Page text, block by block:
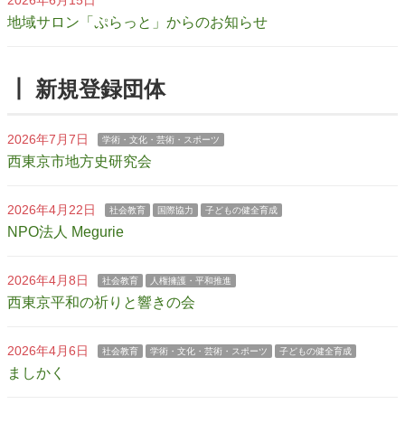
地域サロン「ぷらっと」からのお知らせ
┃ 新規登録団体
2026年7月7日 学術・文化・芸術・スポーツ
西東京市地方史研究会
2026年4月22日 社会教育 国際協力 子どもの健全育成
NPO法人 Megurie
2026年4月8日 社会教育 人権擁護・平和推進
西東京平和の祈りと響きの会
2026年4月6日 社会教育 学術・文化・芸術・スポーツ 子どもの健全育成
ましかく